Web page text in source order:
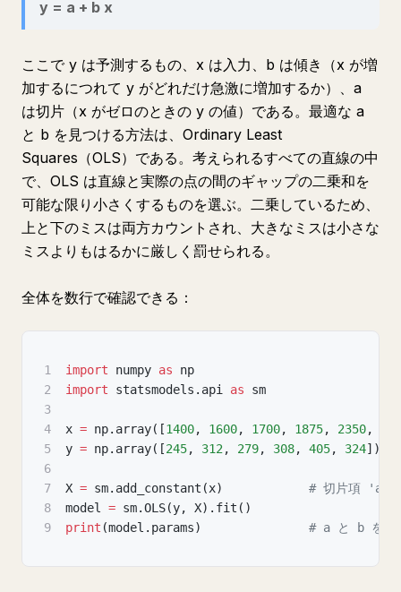
y = a + b x
ここで y は予測するもの、x は入力、b は傾き（x が増
加するにつれて y がどれだけ急激に増加するか）、a
は切片（x がゼロのときの y の値）である。最適な a
と b を見つける方法は、Ordinary Least
Squares（OLS）である。考えられるすべての直線の中
で、OLS は直線と実際の点の間のギャップの二乗和を
可能な限り小さくするものを選ぶ。二乗しているため、
上と下のミスは両方カウントされ、大きなミスは小さな
ミスよりもはるかに厳しく罰せられる。
全体を数行で確認できる：
1 import numpy as np
2
import statsmodels . api as sm
3
4
x = np. array( [1400, 1600, 1700, 1875, 2350,
5
y = np. array( [245, 312 , 279, 308, 405, 324] )
6
7
X = sm. add_constant (x)
# 切片項 'a'
8
model = sm.OLS(y, X) . fit ( )
9
print (model . params) # a と b を出